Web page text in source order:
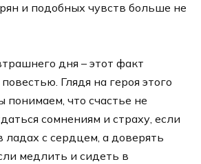
и подобных чувств больше не
дня – этот факт
Глядя на героя этого
понимаем, что счастье не
сомнениям и страху, если
ладах с сердцем, а доверять
медлить и сидеть в